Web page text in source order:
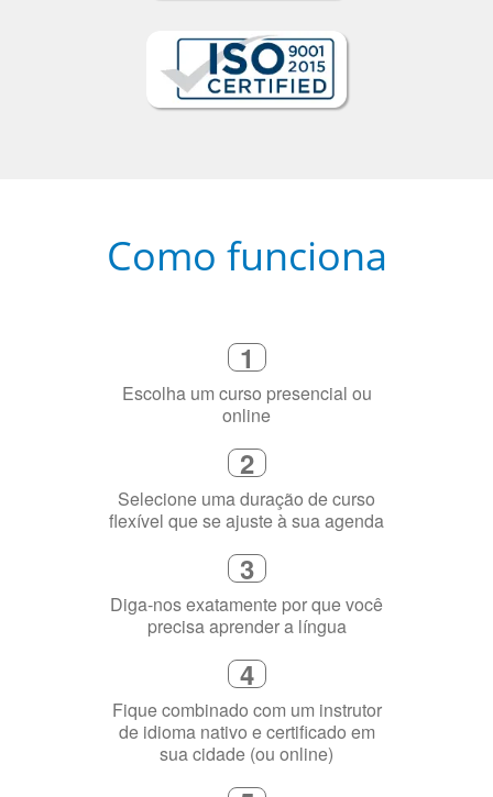
Como funciona
Escolha um curso presencial ou
online
Selecione uma duração de curso
flexível que se ajuste à sua agenda
Diga-nos exatamente por que você
precisa aprender a língua
Fique combinado com um instrutor
de idioma nativo e certificado em
sua cidade (ou online)
5